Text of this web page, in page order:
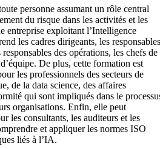
personne assumant un rôle central
du risque dans les activités et les
entreprise exploitant l’Intelligence
les cadres dirigeants, les responsables
des opérations, les chefs de
De plus, cette formation est
les professionnels des secteurs de
de la data science, des affaires
qui sont impliqués dans le
organisations. Enfin, elle peut
les consultants, les auditeurs et les
et appliquer les normes ISO
liés à l’IA.